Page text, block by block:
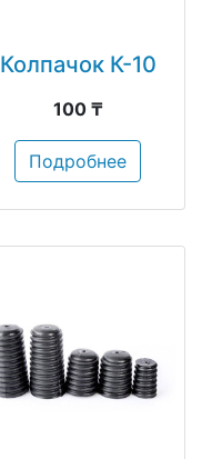
Колпачок К-10
100 ₸
Подробнее